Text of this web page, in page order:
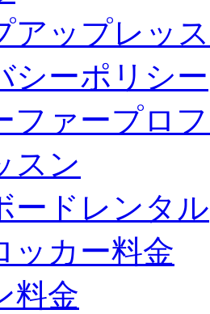
アップレッ
シーポリシー
ファープロ
スン
ードレンタル
ッカー料金
料金